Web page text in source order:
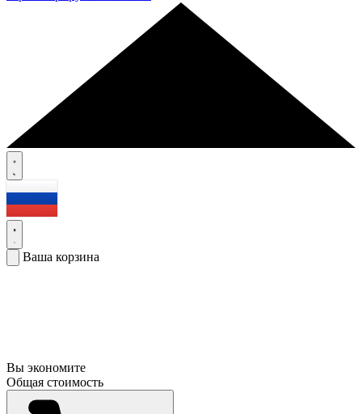
Ваша корзина
Вы экономите
Общая стоимость